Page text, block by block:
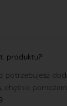
produktu?
potrzebujesz
chętnie